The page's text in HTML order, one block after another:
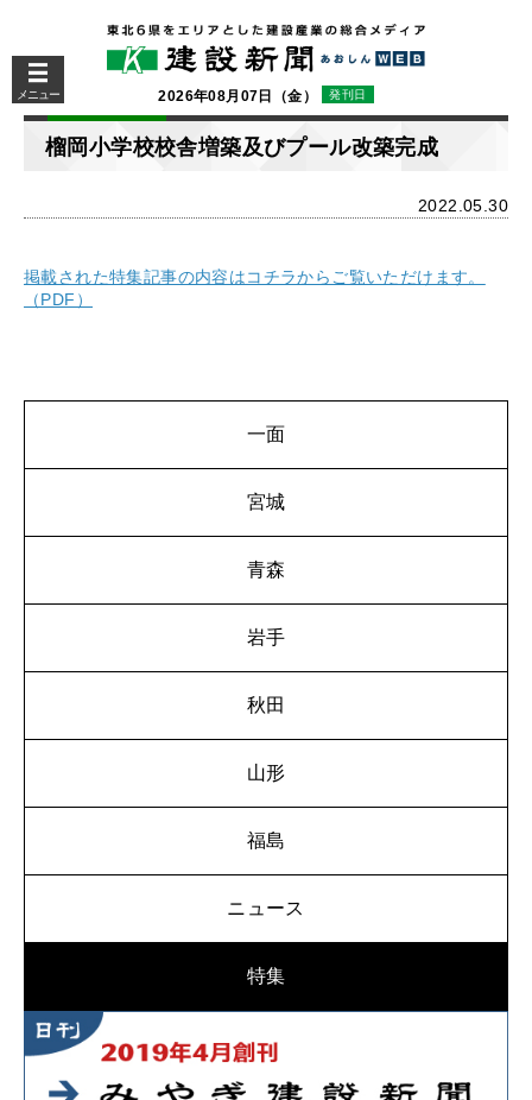
メニュー 2026年08月07日（金） 発刊日
榴岡小学校校舎増築及びプール改築完成
2022.05.30
掲載された特集記事の内容はコチラからご覧いただけます。
（PDF）
一面
宮城
青森
岩手
秋田
山形
福島
ニュース
特集